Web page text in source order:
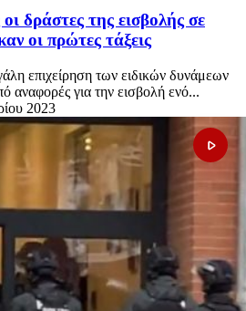
δράστες της εισβολής σε
οι πρώτες τάξεις
επιχείρηση των ειδικών δυνάμεων
αναφορές για την εισβολή ενό...
2023